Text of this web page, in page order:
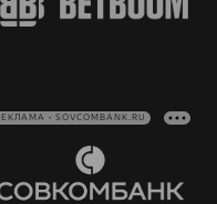
• SOVCOMBANK.RU